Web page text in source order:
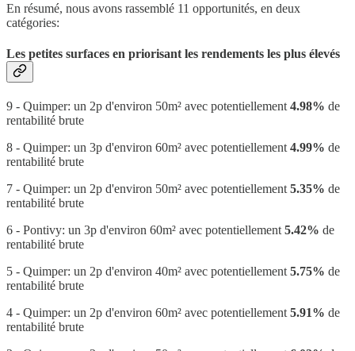
En résumé, nous avons rassemblé 11 opportunités, en deux
catégories:
Les petites surfaces en priorisant les rendements les plus élevés
9 - Quimper: un 2p d'environ 50m² avec potentiellement 4.98% de
rentabilité brute
8 - Quimper: un 3p d'environ 60m² avec potentiellement 4.99% de
rentabilité brute
7 - Quimper: un 2p d'environ 50m² avec potentiellement 5.35% de
rentabilité brute
6 - Pontivy: un 3p d'environ 60m² avec potentiellement 5.42% de
rentabilité brute
5 - Quimper: un 2p d'environ 40m² avec potentiellement 5.75% de
rentabilité brute
4 - Quimper: un 2p d'environ 60m² avec potentiellement 5.91% de
rentabilité brute